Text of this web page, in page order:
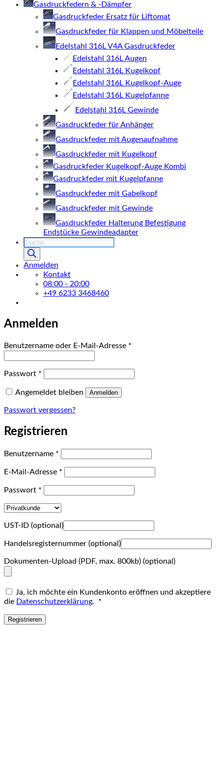
Gasdruckfedern & -Dämpfer
Gasdruckfeder Ersatz für Liftomat
Gasdruckfeder für Klappen und Möbelteile
Edelstahl 316L V4A Gasdruckfeder
Edelstahl 316L Augen
Edelstahl 316L Kugelkopf
Edelstahl 316L Kugelkopf-Auge
Edelstahl 316L Kugelpfanne
Edelstahl 316L Gewinde
Gasdruckfeder für Anhänger
Gasdruckfeder mit Augenaufnahme
Gasdruckfeder mit Kugelkopf
Gasdruckfeder Kugelkopf-Auge Kombi
Gasdruckfeder mit Kugelpfanne
Gasdruckfeder mit Gabelkopf
Gasdruckfeder mit Gewinde
Gasdruckfeder Halterung Befestigung
Endstücke Gewindeadapter
Products
search
Anmelden
Kontakt
08:00 - 20:00
+49 6233 3468460
Anmelden
Benutzername oder E-Mail-Adresse *
Passwort *
Angemeldet bleiben Anmelden
Passwort vergessen?
Registrieren
Benutzername *
E-Mail-Adresse *
Passwort *
UST-ID (optional)
Handelsregisternummer (optional)
Dokumenten-Upload (PDF, max. 800kb) (optional)
Ja, ich möchte ein Kundenkonto eröffnen und akzeptiere
die Datenschutzerklärung. *
Registrieren